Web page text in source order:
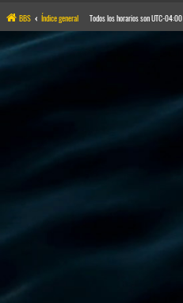
BBS Índice general Todos los horarios sonUTC-04:00